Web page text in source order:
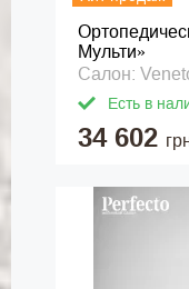
Мульти»
Салон:
Есть в
34 602